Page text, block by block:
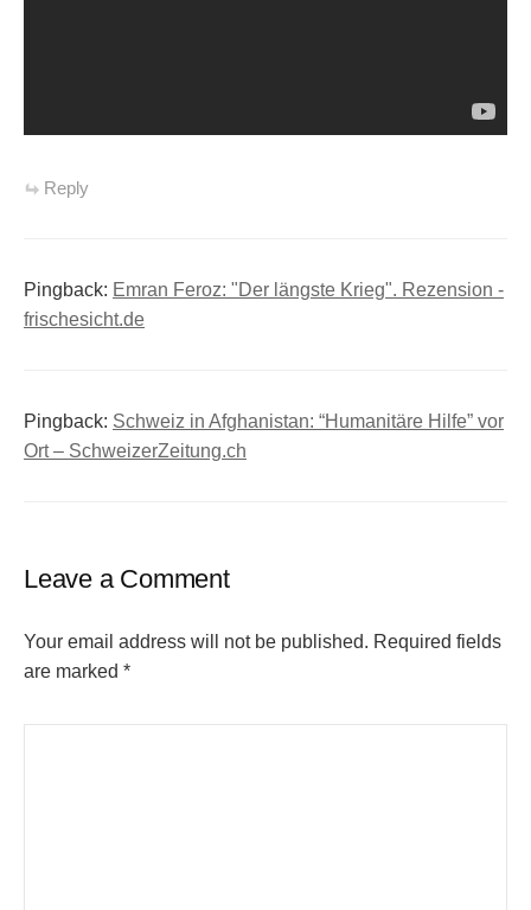
Reply
Pingback: Emran Feroz: "Der längste Krieg". Rezension -
frischesicht.de
Pingback: Schweiz in Afghanistan: “Humanitäre Hilfe” vor
Ort – SchweizerZeitung.ch
Leave a Comment
Your email address will not be published. Required fields
are marked *